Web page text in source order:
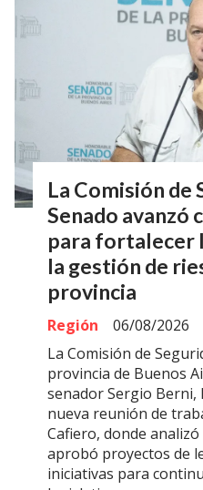
La Comisión de
Senado avanzó
para fortalecer
la gestión de
provincia
Región
06/08/2026
La Comisión de
provincia de Buenos
senador Sergio Berni,
nueva reunión de
Cafiero, donde
aprobó proyectos de
iniciativas para